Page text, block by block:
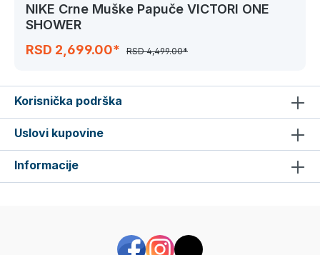
NIKE Crne Muške Papuče VICTORI ONE
SHOWER
RSD 2,699.00*
RSD 4,499.00*
Korisnička podrška
Uslovi kupovine
Informacije